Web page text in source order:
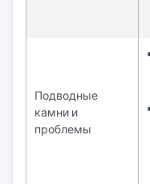
Подводные
камни и
проблемы